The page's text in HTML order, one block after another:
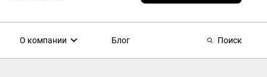
О компании Блог Поиск